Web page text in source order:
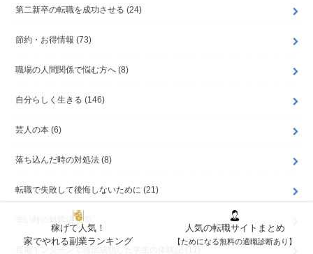
第二新卒の転職を成功させる (24)
節約・お得情報 (73)
職場の人間関係で悩む方へ (8)
自分らしく生きる (146)
芸人の本 (6)
落ち込んだ時の対処法 (8)
転職で失敗して後悔しないために (21)
辛い時の対処法(13)
稼げて人気！
家でやれる副業ランキング
人気の転職サイトまとめ
【ためになる無料の適職診断あり】